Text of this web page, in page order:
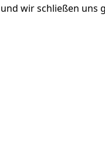
wir schließen uns